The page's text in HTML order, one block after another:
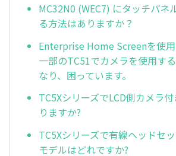
MC32N0 (WEC7) にタッチパネ
る方法はありますか？
Enterprise Home Screenを使用
一部のTC51でカメラを使用す
なり、困っています。
TC5XシリーズでLCD側カメラ
りますか?
TC5Xシリーズで有線ヘッドセ
モデルはどれですか?